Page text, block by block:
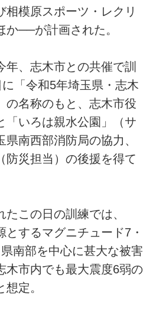
相模原スポーツ・レクリ
か──が計画された。
年、志木市との共催で訓
「令和5年埼玉県・志木
の名称のもと、志木市役
「いろは親水公園」（サ
南西部消防局の協力、
防災担当）の後援を得て
この日の訓練では、
とするマグニチュード7・
南部を中心に甚大な被害
木市内でも最大震度6弱の
定。